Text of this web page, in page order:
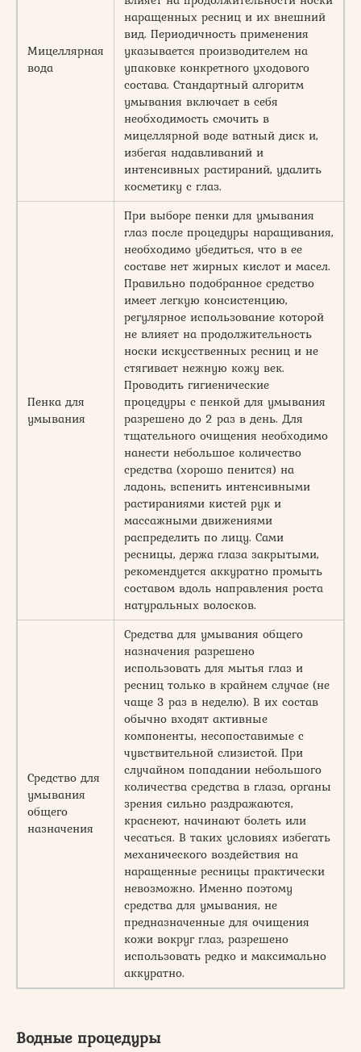
Мицеллярная
вода
наращенных ресниц и их внешний
вид. Периодичность применения
указывается производителем на
упаковке конкретного уходового
состава. Стандартный алгоритм
умывания включает в себя
необходимость смочить в
мицеллярной воде ватный диск и,
избегая надавливаний и
интенсивных растираний, удалить
косметику с глаз.
Пенка для
умывания
При выборе пенки для умывания
глаз после процедуры наращивания,
необходимо убедиться, что в ее
составе нет жирных кислот и масел.
Правильно подобранное средство
имеет легкую консистенцию,
регулярное использование которой
не влияет на продолжительность
носки искусственных ресниц и не
стягивает нежную кожу век.
Проводить гигиенические
процедуры с пенкой для умывания
разрешено до 2 раз в день. Для
тщательного очищения необходимо
нанести небольшое количество
средства (хорошо пенится) на
ладонь, вспенить интенсивными
растираниями кистей рук и
массажными движениями
распределить по лицу. Сами
ресницы, держа глаза закрытыми,
рекомендуется аккуратно промыть
составом вдоль направления роста
натуральных волосков.
Средство для
умывания
общего
назначения
Средства для умывания общего
назначения разрешено
использовать для мытья глаз и
ресниц только в крайнем случае (не
чаще 3 раз в неделю). В их состав
обычно входят активные
компоненты, несопоставимые с
чувствительной слизистой. При
случайном попадании небольшого
количества средства в глаза, органы
зрения сильно раздражаются,
краснеют, начинают болеть или
чесаться. В таких условиях избегать
механического воздействия на
наращенные ресницы практически
невозможно. Именно поэтому
средства для умывания, не
предназначенные для очищения
кожи вокруг глаз, разрешено
использовать редко и максимально
аккуратно.
Водные процедуры